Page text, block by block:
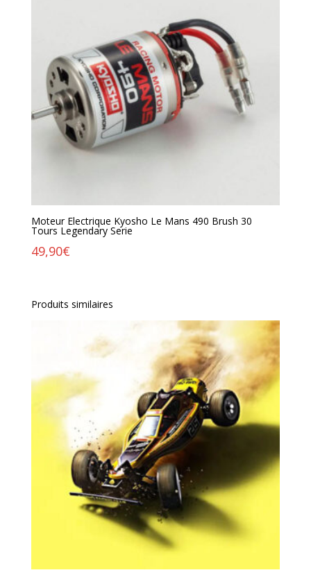
Moteur Electrique Kyosho Le Mans 490 Brush 30
Tours Legendary Serie
49,90€
Produits similaires